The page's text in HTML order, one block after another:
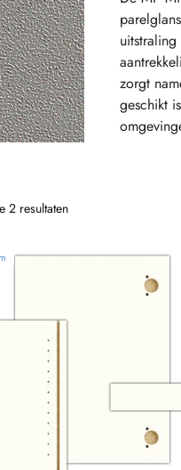
zorgt
geschikt
2 resultaten